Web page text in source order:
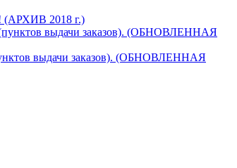
! (АРХИВ 2018 г.)
выдачи заказов). (ОБНОВЛЕННАЯ